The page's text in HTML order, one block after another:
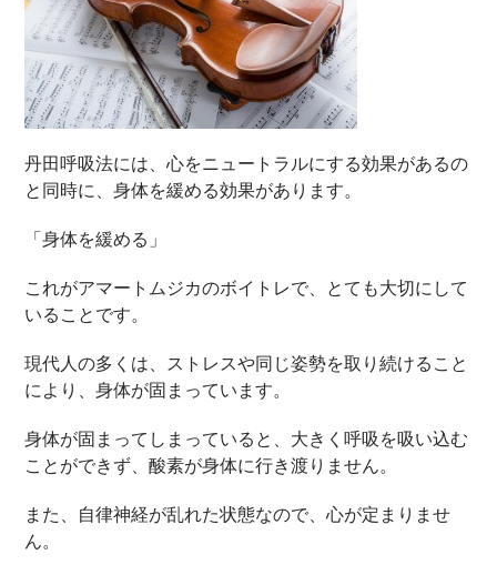
丹田呼吸法には、心をニュートラルにする効果があるの
と同時に、身体を緩める効果があります。
「身体を緩める」
これがアマートムジカのボイトレで、とても大切にして
いることです。
現代人の多くは、ストレスや同じ姿勢を取り続けること
により、身体が固まっています。
身体が固まってしまっていると、大きく呼吸を吸い込む
ことができず、酸素が身体に行き渡りません。
また、自律神経が乱れた状態なので、心が定まりませ
ん。